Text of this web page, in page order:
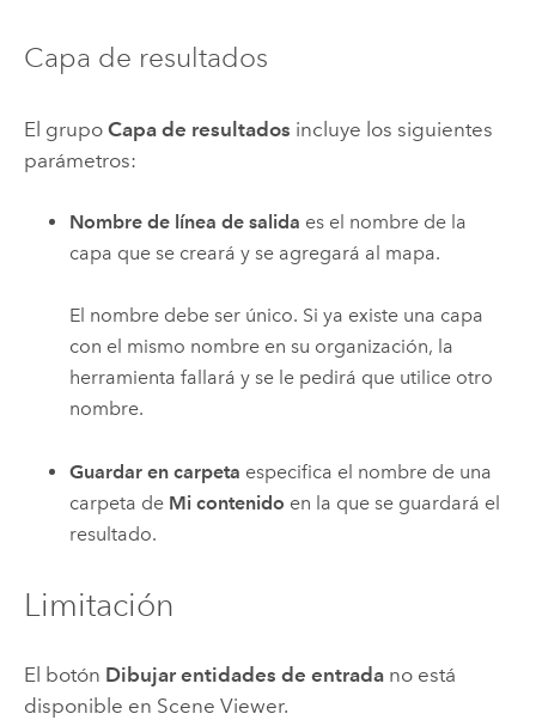
Capa de resultados
El grupo Capa de resultados incluye los siguientes
parámetros:
Nombre de línea de salida es el nombre de la
capa que se creará y se agregará al mapa.
El nombre debe ser único. Si ya existe una capa
con el mismo nombre en su organización, la
herramienta fallará y se le pedirá que utilice otro
nombre.
Guardar en carpeta especifica el nombre de una
carpeta de Mi contenido en la que se guardará el
resultado.
Limitación
El botón Dibujar entidades de entradano está
disponible en Scene Viewer.